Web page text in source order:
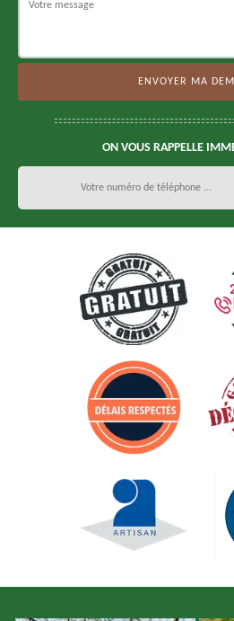
ON VOUS RAPPELLE